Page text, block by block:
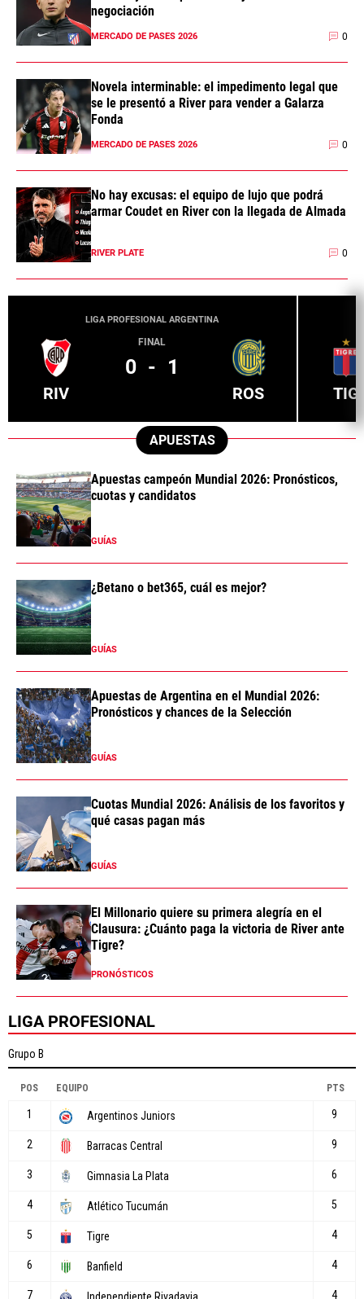
negociación
MERCADO DE PASES 2026 0
Novela interminable: el impedimento legal que
se le presentó a River para vender a Galarza
Fonda
MERCADO DE PASES 2026 0
No hay excusas: el equipo de lujo que podrá
armar Coudet en River con la llegada de Almada
RIVER PLATE 0
LIGA PROFESIONAL ARGENTINA
RIV
FINAL
0 - 1
ROS TIG
APUESTAS
Apuestas campeón Mundial 2026: Pronósticos,
cuotas y candidatos
GUÍAS
¿Betano o bet365, cuál es mejor?
GUÍAS
Apuestas de Argentina en el Mundial 2026:
Pronósticos y chances de la Selección
GUÍAS
Cuotas Mundial 2026: Análisis de los favoritos y
qué casas pagan más
GUÍAS
El Millonario quiere su primera alegría en el
Clausura: ¿Cuánto paga la victoria de River ante
Tigre?
PRONÓSTICOS
LIGA PROFESIONAL